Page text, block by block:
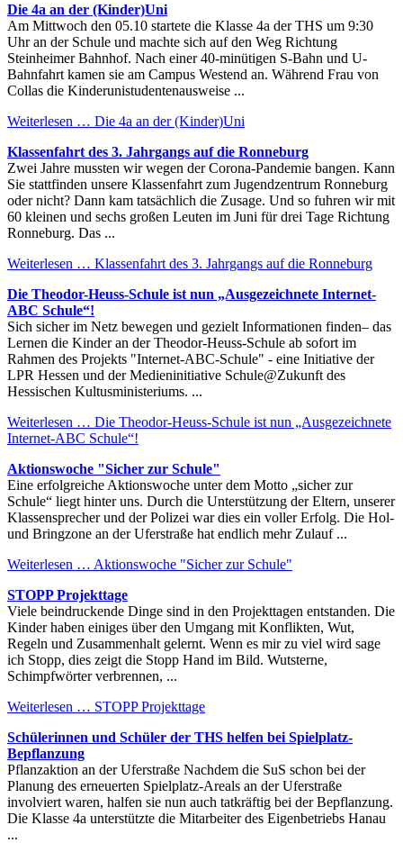
Die 4a an der (Kinder)Uni
Am Mittwoch den 05.10 startete die Klasse 4a der THS um 9:30
Uhr an der Schule und machte sich auf den Weg Richtung
Steinheimer Bahnhof. Nach einer 40-minütigen S-Bahn und U-
Bahnfahrt kamen sie am Campus Westend an. Während Frau von
Collas die Kinderunistudentenausweise ...
Weiterlesen … Die 4a an der (Kinder)Uni
Klassenfahrt des 3. Jahrgangs auf die Ronneburg
Zwei Jahre mussten wir wegen der Corona-Pandemie bangen. Kann
Sie stattfinden unsere Klassenfahrt zum Jugendzentrum Ronneburg
oder nicht? Dann kam tatsächlich die Zusage. Und so fuhren wir mit
60 kleinen und sechs großen Leuten im Juni für drei Tage Richtung
Ronneburg. Das ...
Weiterlesen … Klassenfahrt des 3. Jahrgangs auf die Ronneburg
Die Theodor-Heuss-Schule ist nun „Ausgezeichnete Internet-
ABC Schule“!
Sich sicher im Netz bewegen und gezielt Informationen finden– das
Lernen die Kinder an der Theodor-Heuss-Schule ab sofort im
Rahmen des Projekts "Internet-ABC-Schule" - eine Initiative der
LPR Hessen und der Medieninitiative Schule@Zukunft des
Hessischen Kultusministeriums. ...
Weiterlesen … Die Theodor-Heuss-Schule ist nun „Ausgezeichnete
Internet-ABC Schule“!
Aktionswoche "Sicher zur Schule"
Eine erfolgreiche Aktionswoche unter dem Motto „sicher zur
Schule“ liegt hinter uns. Durch die Unterstützung der Eltern, unserer
Klassensprecher und der Polizei war dies ein voller Erfolg. Die Hol-
und Bringzone an der Uferstraße hat endlich mehr Zulauf ...
Weiterlesen … Aktionswoche "Sicher zur Schule"
STOPP Projekttage
Viele beindruckende Dinge sind in den Projekttagen entstanden. Die
Kinder haben einiges über den Umgang mit Konflikten, Wut,
Regeln und Zusammenhalt gelernt. Wenn es mir zu viel wird sage
ich Stopp, dies zeigt die Stopp Hand im Bild. Wutsterne,
Schimpfwörter verbrennen, ...
Weiterlesen … STOPP Projekttage
Schülerinnen und Schüler der THS helfen bei Spielplatz-
Bepflanzung
Pflanzaktion an der Uferstraße Nachdem die SuS schon bei der
Planung des erneuerten Spielplatz-Areals an der Uferstraße
involviert waren, halfen sie nun auch tatkräftig bei der Bepflanzung.
Die Klasse 4a unterstützte die Mitarbeiter des Eigenbetriebs Hanau
...